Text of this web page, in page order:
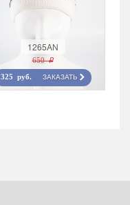
1265AN
650 r
325 руб. ЗАКАЗАТЬ